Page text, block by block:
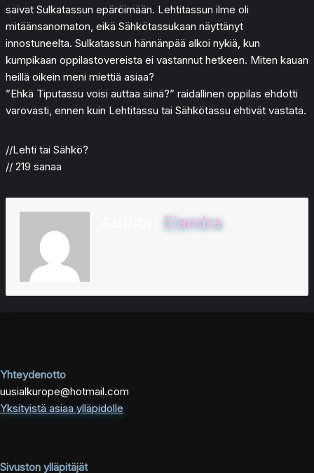
saivat Sulkatassun epäröimään. Lehtitassun ilme oli
mitäänsanomaton, eikä Sähkötassukaan näyttänyt
innostuneelta. Sulkatassun hännänpää alkoi nykiä, kun
kumpikaan oppilastovereista ei vastannut hetkeen. Miten kauan
heillä oikein meni miettiä asiaa?
”Ehkä Tiputassu voisi auttaa siinä?” raidallinen oppilas ehdotti
varovasti, ennen kuin Lehtitassu tai Sähkötassu ehtivät vastata.
//Lehti tai Sähkö?
// 219 sanaa
Elandra
Yhteydenotto
uusialkurope@hotmail.com
Yksityistä asiaa ylläpidolle
Sivuston ylläpitäjät